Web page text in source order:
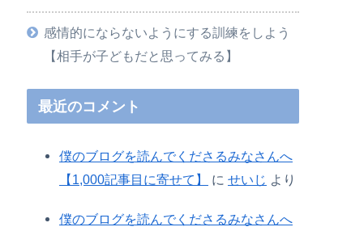
感情的にならないようにする訓練をしよう
【相手が子どもだと思ってみる】
最近のコメント
僕のブログを読んでくださるみなさんへ
【1,000記事目に寄せて】
に せいじ より
僕のブログを読んでくださるみなさんへ